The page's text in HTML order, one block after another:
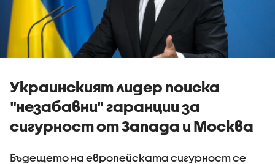
Украинският лидер поиска
"незабавни" гаранции за
сигурност от Запада и Москва
Бъдещето на европейската сигурност се